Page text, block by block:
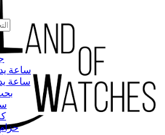
ساعة
ساعة